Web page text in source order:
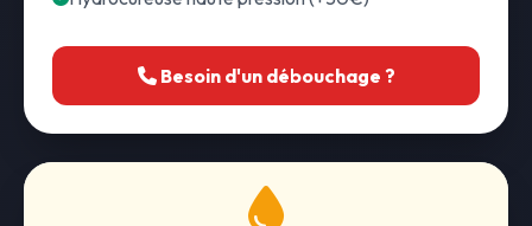
Besoin d'un débouchage ?